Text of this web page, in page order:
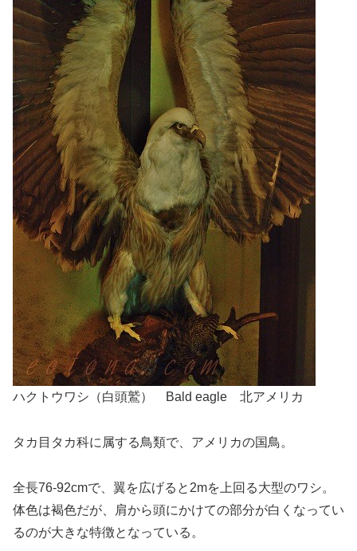
ハクトウワシ（白頭鷲） Bald eagle 北アメリカ
タカ目タカ科に属する鳥類で、アメリカの国鳥。
全長76-92cmで、翼を広げると2mを上回る大型のワシ。
体色は褐色だが、肩から頭にかけての部分が白くなってい
るのが大きな特徴となっている。